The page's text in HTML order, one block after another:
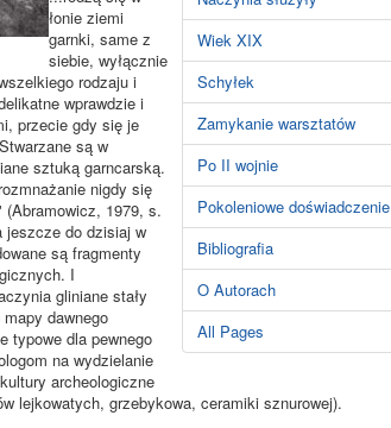
Wiek XIX
Schyłek
Zamykanie warsztatów
Po II wojnie
Pokoleniowe doświadczenie
Bibliografia
O Autorach
All Pages
łonie ziemi
garnki, same z
siebie, wyłącznie
rodzaju i
wprawdzie i
przecie gdy się je
są w
sztuką garncarską.
nigdy się
1979, s.
jeszcze do dzisiaj w
są fragmenty
I
gliniane stały
dawnego
typowe dla pewnego
na wydzielanie
archeologiczne
lejkowatych, grzebykowa, ceramiki sznurowej).